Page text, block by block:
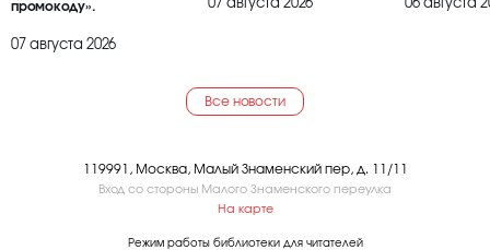
промокоду».
07 августа 2026
07 августа 2026 06 августа
Все новости
119991, Москва, Малый Знаменский пер, д. 11/11
Вход со стороны Малого Знаменского переулка
На карте
Режим работы библиотеки для читателей